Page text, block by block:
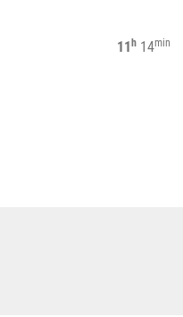
11 h14min